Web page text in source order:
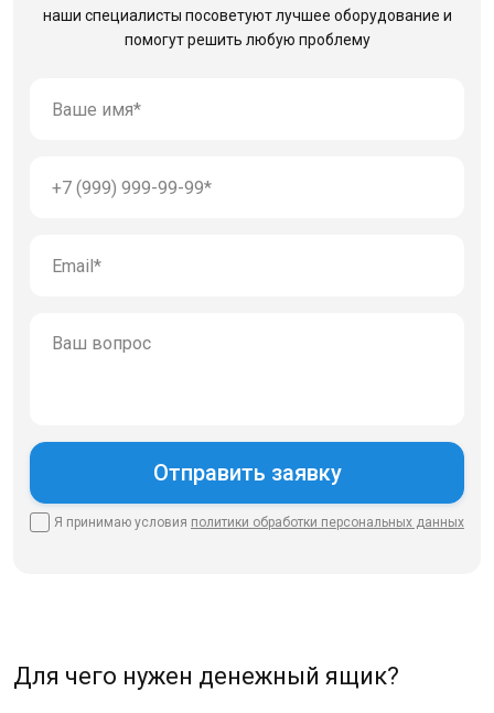
наши специалисты посоветуют лучшее оборудование и
помогут решить любую проблему
Я принимаю условия политики обработки персональных данных
Для чего нужен денежный ящик?